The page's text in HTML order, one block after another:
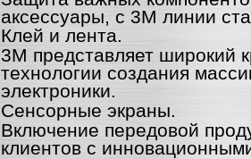
аксессуары, с 3M линии
Клей и лента.
3M представляет широкий
технологии создания
электроники.
Сенсорные экраны.
Включение передовой
клиентов с